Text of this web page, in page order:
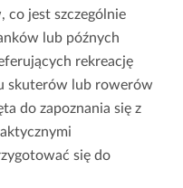
co jest szczególnie
lub późnych
rekreację
skuterów lub rowerów
do zapoznania się z
się do